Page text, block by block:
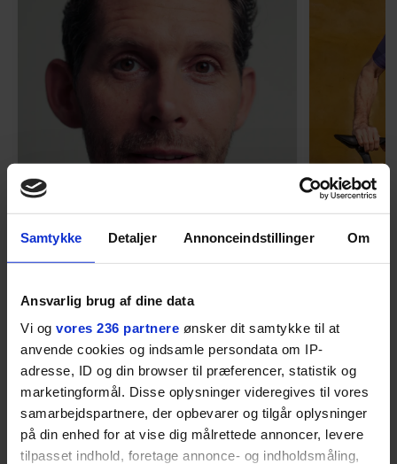
Samtykke Detaljer Annonceindstillinger Om
Ansvarlig brug af dine data
Vi og vores 236 partnere ønsker dit samtykke til at
anvende cookies og indsamle persondata om IP-
adresse, ID og din browser til præferencer, statistik og
marketingformål. Disse oplysninger videregives til vores
samarbejdspartnere, der opbevarer og tilgår oplysninger
på din enhed for at vise dig målrettede annoncer, levere
tilpasset indhold, foretage annonce- og indholdsmåling,
MENNESKER
barndomshjemmet til villa
med pool i Nordsjælland: Nu
skal du høre sandheden om
Rasmus Seebach
I årevis sang han håbefulde
popsange om drengen, der
forelsker sig i pigen, farer vild i
nattens fristelser og alligevel
finder den lykkelige udgang. Nu,
tabt
sit liv til
Mont
har han